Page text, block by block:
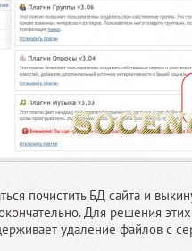
почистить БД сайта и
Для решения
удаление файлов с